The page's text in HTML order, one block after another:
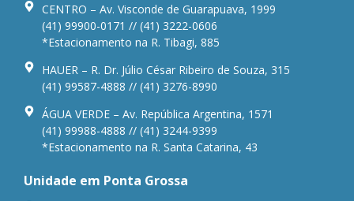
CENTRO – Av. Visconde de Guarapuava, 1999
(41) 99900-0171 // (41) 3222-0606
*Estacionamento na R. Tibagi, 885
HAUER – R. Dr. Júlio César Ribeiro de Souza, 315
(41) 99587-4888 // (41) 3276-8990
ÁGUA VERDE – Av. República Argentina, 1571
(41) 99988-4888 // (41) 3244-9399
*Estacionamento na R. Santa Catarina, 43
Unidade em Ponta Grossa